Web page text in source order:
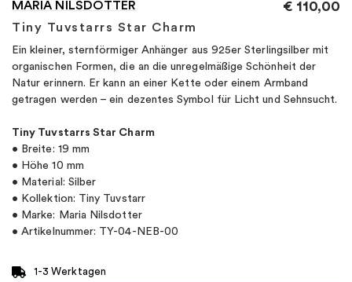
MARIA NILSDOTTER
Tiny Tuvstarrs Star Charm
€ 110,00
Ein kleiner, sternförmiger Anhänger aus 925er Sterlingsilber mit
organischen Formen, die an die unregelmäßige Schönheit der
Natur erinnern. Er kann an einer Kette oder einem Armband
getragen werden – ein dezentes Symbol für Licht und Sehnsucht.
Tiny Tuvstarrs Star Charm
• Breite: 19 mm
• Höhe 10 mm
• Material: Silber
• Kollektion: Tiny Tuvstarr
• Marke: Maria Nilsdotter
• Artikelnummer: TY-04-NEB-00
1-3 Werktagen